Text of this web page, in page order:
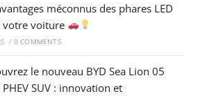
méconnus des phares LED
votre voiture
/ 0 COMMENTS
le nouveau BYD Sea Lion 05
SUV : innovation et